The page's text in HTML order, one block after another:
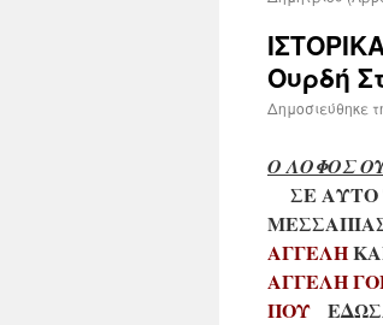
Ουρδή
Δημοσιεύθηκε
Ο ΛΟΦΟΣ
ΣΕ ΑΥΤΟ
ΑΓΓΕΛΗ
ΑΓΓΕΛΗ
ΠΟΥ